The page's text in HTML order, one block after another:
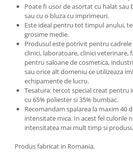
Poate fi usor de asortat cu halat sau
sau cu o bluza cu imprimeuri.
Este ideal pentru tot timpul anului,
grosime medie.
Produsul este potrivit pentru cadrele
clinici, laboratoare, clinici veterinare,
pentru saloane de cosmetica,
sau orice alt domeniu ce utilizeaza
echipamente de lucru.
Tesatura: tercot special creat pentru
cu 65% poliester si 35% bumbac.
Recomandam spalarea la maxim 40
intensitate mica. In acest fel culorile
intensitatea mai mult timp si
Produs fabricat in Romania.